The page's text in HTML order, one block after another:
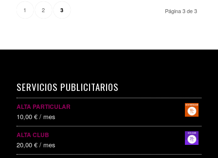
Página 3 de 3
1 2 3
SERVICIOS PUBLICITARIOS
ALTA PARTICULAR
10,00 € / mes
ALTA CLUB
20,00 € / mes